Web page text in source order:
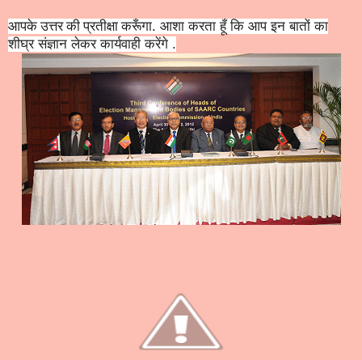
आपके उत्तर की प्रतीक्षा करूँगा. आशा करता हूँ कि आप इन बातों का
शीघ्र संज्ञान लेकर कार्यवाही करेंगे .